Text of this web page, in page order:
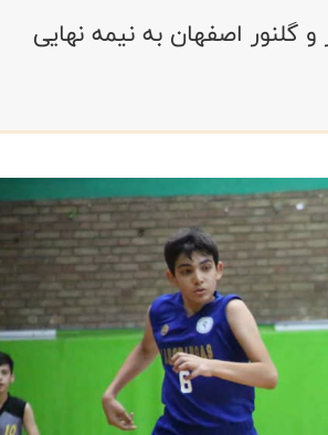
گلنور اصفهان به نیمه نهایی